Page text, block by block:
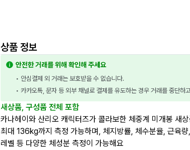
상품 정보
안전한 거래를 위해 확인해 주세요
• 안심결제 외 거래는 보호받을 수 없습니다.
• 카카오톡, 문자 등 외부 채널로 결제를 유도하는 경우 거래를 중단하
새상품, 구성품 전체 포함
카나헤이와 산리오 캐릭터즈가 콜라보한 체중계 미개봉 새
최대 136kg까지 측정 가능하며, 체지방률, 체수분율, 근육
레벨 등 다양한 체성분 측정이 가능해요